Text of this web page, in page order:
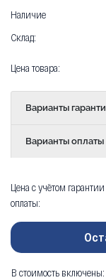
Наличие
Склад:
Цена товара:
Варианты
Варианты оплаты
Цена с учётом
оплаты:
В стоимость включены: